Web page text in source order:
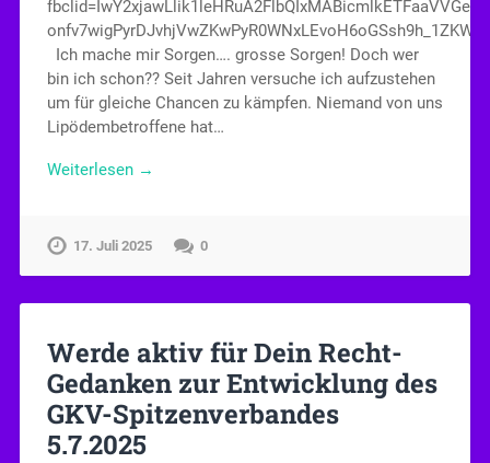
Ich mache mir Sorgen…. grosse Sorgen! Doch wer
bin ich schon?? Seit Jahren versuche ich aufzustehen
um für gleiche Chancen zu kämpfen. Niemand von uns
Lipödembetroffene hat…
Weiterlesen →
17. Juli 2025 0
Werde aktiv für Dein Recht-
Gedanken zur Entwicklung des
GKV-Spitzenverbandes
5.7.2025